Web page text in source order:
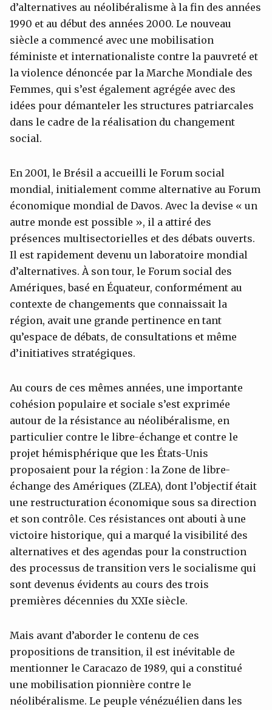
d’alternatives au néolibéralisme à la fin des années
1990 et au début des années 2000. Le nouveau
siècle a commencé avec une mobilisation
féministe et internationaliste contre la pauvreté et
la violence dénoncée par la Marche Mondiale des
Femmes, qui s’est également agrégée avec des
idées pour démanteler les structures patriarcales
dans le cadre de la réalisation du changement
social.
En 2001, le Brésil a accueilli le Forum social
mondial, initialement comme alternative au Forum
économique mondial de Davos. Avec la devise « un
autre monde est possible », il a attiré des
présences multisectorielles et des débats ouverts.
Il est rapidement devenu un laboratoire mondial
d’alternatives. À son tour, le Forum social des
Amériques, basé en Équateur, conformément au
contexte de changements que connaissait la
région, avait une grande pertinence en tant
qu’espace de débats, de consultations et même
d’initiatives stratégiques.
Au cours de ces mêmes années, une importante
cohésion populaire et sociale s’est exprimée
autour de la résistance au néolibéralisme, en
particulier contre le libre-échange et contre le
projet hémisphérique que les États-Unis
proposaient pour la région : la Zone de libre-
échange des Amériques (ZLEA), dont l’objectif était
une restructuration économique sous sa direction
et son contrôle. Ces résistances ont abouti à une
victoire historique, qui a marqué la visibilité des
alternatives et des agendas pour la construction
des processus de transition vers le socialisme qui
sont devenus évidents au cours des trois
premières décennies du XXIe siècle.
Mais avant d’aborder le contenu de ces
propositions de transition, il est inévitable de
mentionner le Caracazo de 1989, qui a constitué
une mobilisation pionnière contre le
néolibéralisme. Le peuple vénézuélien dans les